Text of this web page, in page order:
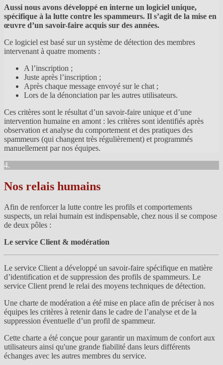
Aussi nous avons développé en interne un logiciel unique,
spécifique à la lutte contre les spammeurs. Il s’agit de la mise en
œuvre d’un savoir-faire acquis sur des années.
Ce logiciel est basé sur un système de détection des membres
intervenant à quatre moments :
A l’inscription ;
Juste après l’inscription ;
Après chaque message envoyé sur le chat ;
Lors de la dénonciation par les autres utilisateurs.
Ces critères sont le résultat d’un savoir-faire unique et d’une
intervention humaine en amont : les critères sont identifiés après
observation et analyse du comportement et des pratiques des
spammeurs (qui changent très régulièrement) et programmés
manuellement par nos équipes.
4.
Nos relais humains
Afin de renforcer la lutte contre les profils et comportements
suspects, un relai humain est indispensable, chez nous il se compose
de deux pôles :
Le service Client & modération
Le service Client a développé un savoir-faire spécifique en matière
d’identification et de suppression des profils de spammeurs. Le
service Client prend le relai des moyens techniques de détection.
Une charte de modération a été mise en place afin de préciser à nos
équipes les critères à retenir dans le cadre de l’analyse et de la
suppression éventuelle d’un profil de spammeur.
Cette charte a été conçue pour garantir un maximum de confort aux
utilisateurs ainsi qu'une grande fiabilité dans leurs différents
échanges avec les autres membres du service.